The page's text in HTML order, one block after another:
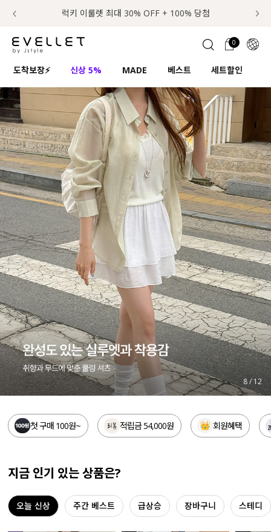
추가금 NO! 오늘주문 오늘도착 보장 배송서비스 🚚
첫구매 한정 인기상품 100원~
럭키 이룰렛 최대 30% OFF + 100% 당첨
📢 8월 여름휴무 배송안내
0
도착보장⚡ 신상 5% MADE 베스트 세트할인
ENG
JP
리뷰 & 혜택 플러스핏 회원혜택
CATEGORY COMMUNITY
도착보장⚡
인플루언서 pick!
신상 5%
베스트
MADE
세트할인 ~30%
하객룩
살안타템
110사이즈
티셔츠
원피스
ALL
익스클루시브
아우터
니트
블라우스
원피스
팬츠
스커트
언더웨어
9/12
첫 구매 100원~ 적립금 54,000원 회원혜택
지금 인기 있는 상품은?
오늘 신상 주간 베스트 급상승 장바구니 스테디